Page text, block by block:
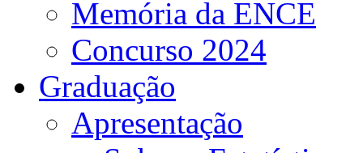
Memória da ENCE
Concurso 2024
Graduação
Apresentação